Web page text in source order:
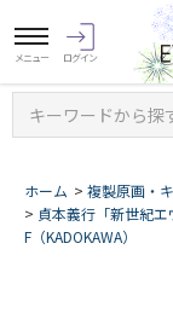
キーワードから探
ホーム > 複製原画・
> 貞本義行「新世紀
F（KADOKAWA）